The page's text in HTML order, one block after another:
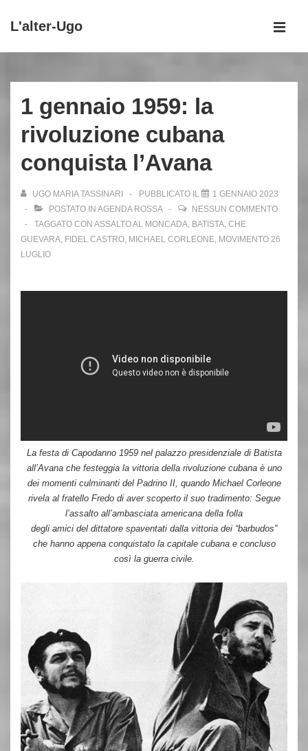
Vai
principale
L'alter-Ugo
principale
1 gennaio 1959: la
rivoluzione cubana
conquista l’Avana
UGO MARIA TASSINARI PUBBLICATO IL
1 GENNAIO 2023
POSTATO IN AGENDA ROSSA
NESSUN COMMENTO
TAGGATO CON ASSALTO AL MONCADA, BATISTA, CHE
GUEVARA, FIDEL CASTRO, MICHAEL CORLEONE, MOVIMENTO 26
LUGLIO
La festa di Capodanno 1959 nel palazzo presidenziale di Batista
all’Avana che festeggia la vittoria della rivoluzione cubana è uno
dei momenti culminanti del Padrino II, quando Michael Corleone
rivela al fratello Fredo di aver scoperto il suo tradimento: Segue
l’assalto all’ambasciata americana della folla
degli amici del dittatore spaventati dalla vittoria dei “barbudos”
che hanno appena conquistato la capitale cubana e concluso
così la guerra civile.